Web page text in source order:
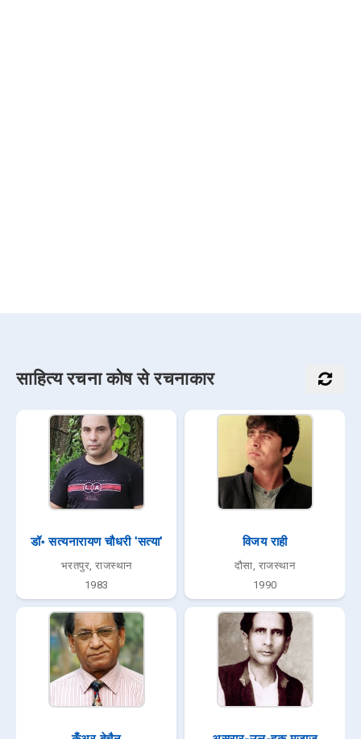
साहित्य रचना कोष से रचनाकार
डॉ॰ सत्यनारायण चौधरी 'सत्या'
भरतपुर, राजस्थान
1983
विजय राही
दौसा, राजस्थान
1990